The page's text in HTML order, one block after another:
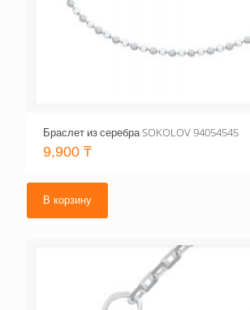
Браслет из серебра SOKOLOV 94054545
9,900 ₸
В корзину